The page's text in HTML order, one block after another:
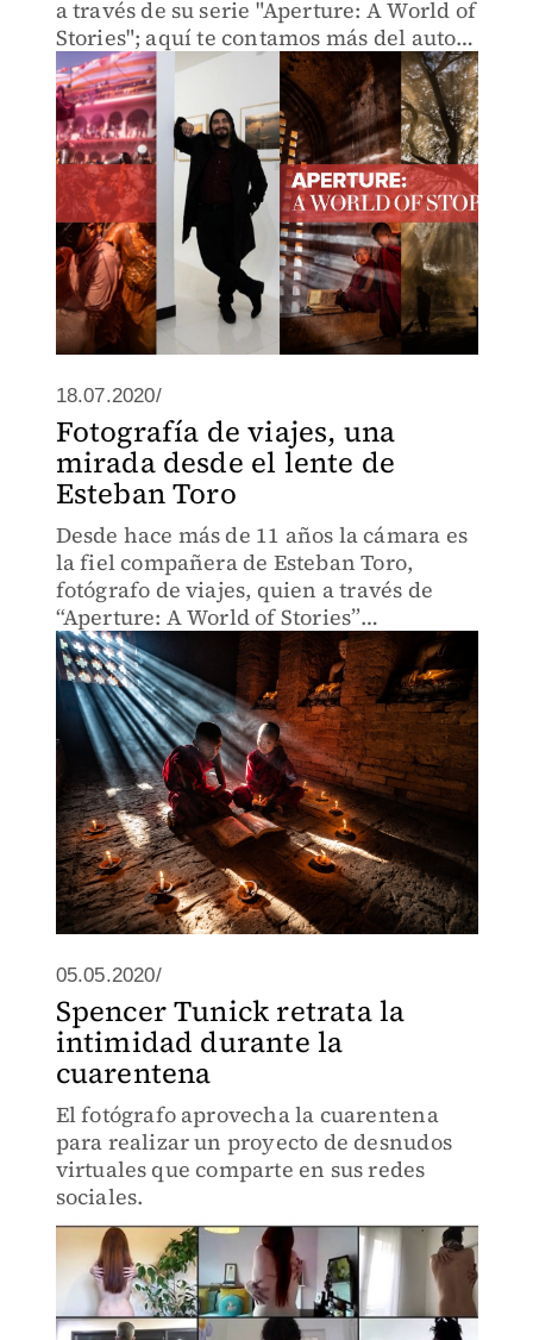
a través de su serie "Aperture: A World of
Stories"; aquí te contamos más del autor
y los retos de realizar este tipo de
imagen.
18.07.2020/
Fotografía de viajes, una
mirada desde el lente de
Esteban Toro
Desde hace más de 11 años la cámara es
la fiel compañera de Esteban Toro,
fotógrafo de viajes, quien a través de
“Aperture: A World of Stories”
documenta su trabajo en la India,
Myanmar, Nepal, Colombia y EU.
05.05.2020/
Spencer Tunick retrata la
intimidad durante la
cuarentena
El fotógrafo aprovecha la cuarentena
para realizar un proyecto de desnudos
virtuales que comparte en sus redes
sociales.